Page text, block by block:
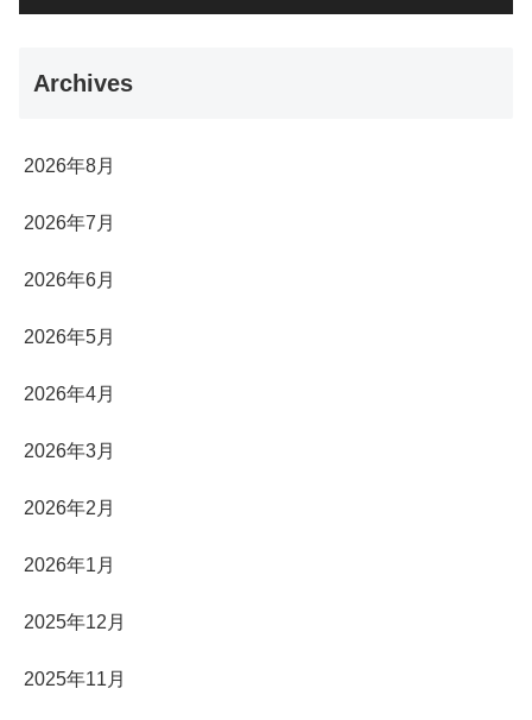
声
レArchives
2026年8月
2026年7月
2026年6月
2026年5月
2026年4月
2026年3月
2026年2月
2026年1月
2025年12月
2025年11月